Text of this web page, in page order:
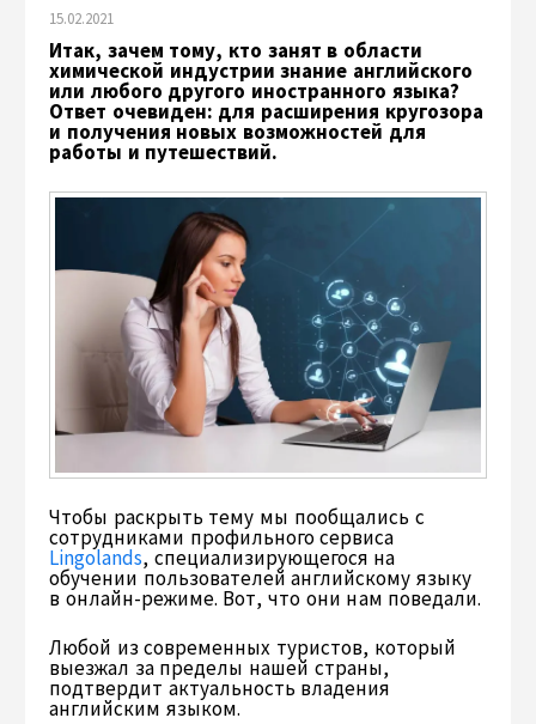
15.02.2021
Итак, зачем тому, кто занят в области
химической индустрии знание английского
или любого другого иностранного языка?
Ответ очевиден: для расширения кругозора
и получения новых возможностей для
работы и путешествий.
Чтобы раскрыть тему мы пообщались с
сотрудниками профильного сервиса
Lingolands, специализирующегося на
обучении пользователей английскому языку
в онлайн-режиме. Вот, что они нам поведали.
Любой из современных туристов, который
выезжал за пределы нашей страны,
подтвердит актуальность владения
английским языком.